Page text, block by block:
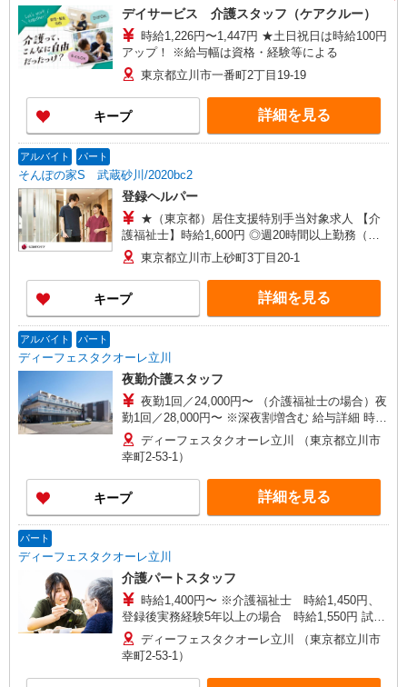
デイサービス 介護スタッフ（ケアクルー）
時給1,226円〜1,447円 ★土日祝日は時給100円
アップ！ ※給与幅は資格・経験等による
東京都立川市一番町2丁目19-19
キープ 詳細を見る
アルバイト パート
そんぽの家S 武蔵砂川/2020bc2
登録ヘルパー
★（東京都）居住支援特別手当対象求人 【介
護福祉士】時給1,600円 ◎週20時間以上勤務（社
保加入者）の場合は時給1,650円 ＊早朝夜間（〜8
時、18時〜）：時給2,000円〜 ＊日曜祝日：時給
1,900円〜 【実務者研修・初任者研修（ヘルパー1
級・2級）】時給1,520円 ◎週20時間以上勤務（社
保加入者）の場合は時給1,570円 ＊早朝夜間（〜8
1,820円〜 ◎身体介助、生活援助が同時給 ◎キャ
ンセル手当：職務時給の60％支給 ※居住支援特別
手当は勤続5年目までの方はさらに時給＋50円（再
入社者は除く）
東京都立川市上砂町3丁目20-1
キープ 詳細を見る
アルバイト パート
ディーフェスタクオーレ立川
夜勤介護スタッフ
夜勤1回／24,000円〜 （介護福祉士の場合）夜
勤1回／28,000円〜 ※深夜割増含む 給与詳細 時給
1,300円〜、夜勤手当3,200円 ※介護福祉士の場合
は時給1,550円 ※試用期間3ヵ月（時給1,300円、
夜勤手当は法定の深夜割増分を支給）
ディーフェスタクオーレ立川 （東京都立川市
幸町2-53-1）
キープ 詳細を見る
パート
ディーフェスタクオーレ立川
介護パートスタッフ
時給1,400円〜 ※介護福祉士 時給1,450円、
登録後実務経験5年以上の場合 時給1,550円 試用
期間3ヵ月(時給1,350円〜)
ディーフェスタクオーレ立川 （東京都立川市
幸町2-53-1）